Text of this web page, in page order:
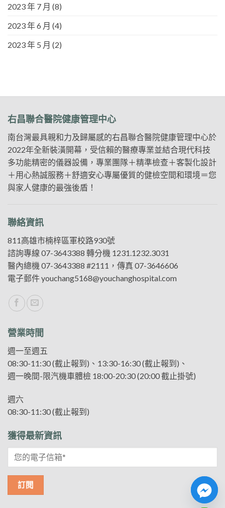
2023 年 7 月 (8)
2023 年 6 月 (4)
2023 年 5 月 (2)
右昌聯合醫院健康管理中心
南台灣最具親和力及歸屬感的右昌聯合醫院健康管理中心於
2022年全新裝潢開幕，受信賴的醫療專業並結合現代科技
多功能精密的儀器設備，專業團隊＋精準檢查＋客製化設計
＋用心熱誠服務＋舒適安心專屬優質的健檢空間和環境＝您
與家人健康的最強後盾！
聯絡資訊
811高雄市楠梓區軍校路930號
諮詢專線 07-3643388 轉分機 1231.1232.3031
醫內總機 07-3643388 #2111，傳真 07-3646606
電子郵件youchang5168@youchanghospital.com
營業時間
週一至週五
08:30-11:30 (截止報到)、13:30-16:30 (截止報到)、
週一晚間-限汽機車體檢 18:00-20:30 (20:00 截止掛號)
週六
08:30-11:30 (截止報到)
獲得最新資訊